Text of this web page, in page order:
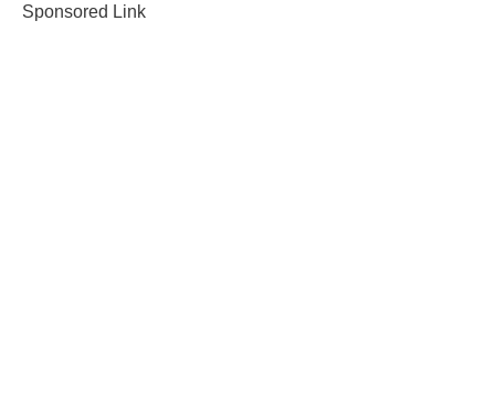
Sponsored Link